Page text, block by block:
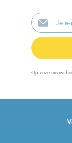
E-
mailadres
Op onze